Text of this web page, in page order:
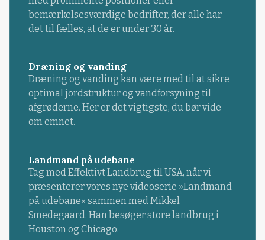
bemærkelsesværdige bedrifter, der alle har
det til fælles, at de er under 30 år.
Dræning og vanding
Dræning og vanding kan være med til at sikre
optimal jordstruktur og vandforsyning til
afgrøderne. Her er det vigtigste, du bør vide
om emnet.
Landmand på udebane
Tag med Effektivt Landbrug til USA, når vi
præsenterer vores nye videoserie »Landmand
på udebane« sammen med Mikkel
Smedegaard. Han besøger store landbrug i
Houston og Chicago.